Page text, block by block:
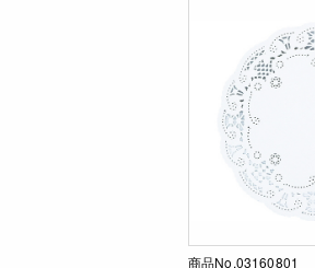
商品No.03160801